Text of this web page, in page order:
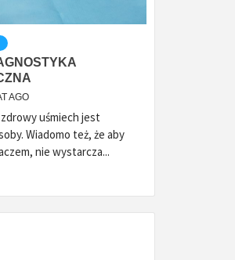
AGO
zdrowy uśmiech jest
Wiadomo też, że aby
nie wystarcza...